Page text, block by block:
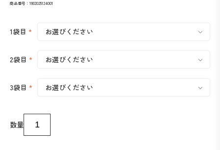
商品番号：1932025124001
1袋目 *
2袋目 *
3袋目 *
数量